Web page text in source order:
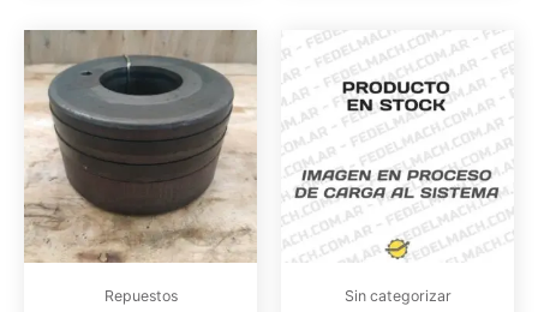
Repuestos Sin categorizar